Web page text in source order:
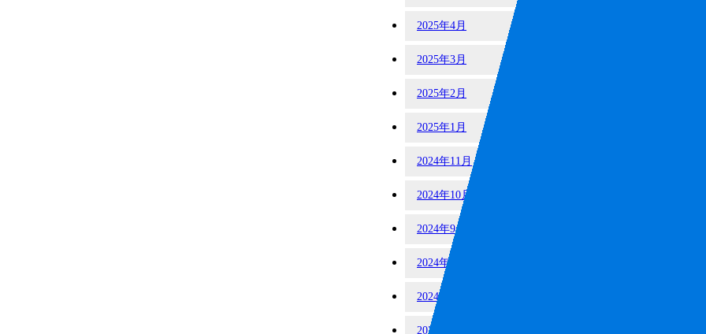
2025年4月
2025年3月
2025年2月
2025年1月
2024年11月
2024年10月
2024年9月
2024年8月
2024年7月
2024年6月